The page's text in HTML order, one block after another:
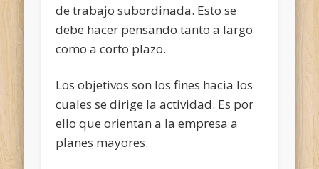
de trabajo subordinada. Esto se
debe hacer pensando tanto a largo
como a corto plazo.
Los objetivos son los fines hacia los
cuales se dirige la actividad. Es por
ello que orientan a la empresa a
planes mayores.